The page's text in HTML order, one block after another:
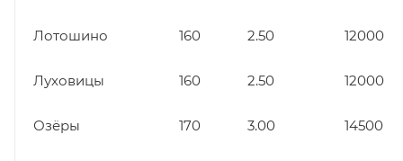
Лотошино 160 2.50 12000
Луховицы 160 2.50 12000
Озёры 170 3.00 14500